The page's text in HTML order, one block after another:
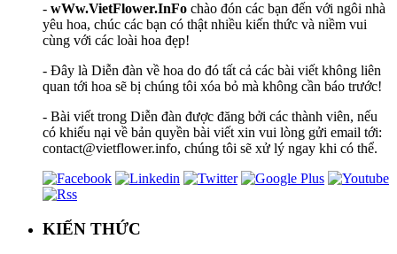
- wWw.VietFlower.InFo chào đón các bạn đến với ngôi nhà
yêu hoa, chúc các bạn có thật nhiều kiến thức và niềm vui
cùng với các loài hoa đẹp!
- Đây là Diễn đàn về hoa do đó tất cả các bài viết không liên
quan tới hoa sẽ bị chúng tôi xóa bỏ mà không cần báo trước!
- Bài viết trong Diễn đàn được đăng bởi các thành viên, nếu
có khiếu nại về bản quyền bài viết xin vui lòng gửi email tới:
contact@vietflower.info, chúng tôi sẽ xử lý ngay khi có thể.
KIẾN THỨC